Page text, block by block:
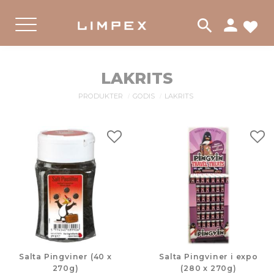
search person
LAKRITS
PRODUKTER GODIS LAKRITS
Salta Pingviner (40 x
270g)
Lägg till i favoriter
Salta Pingviner i expo
(280 x 270g)